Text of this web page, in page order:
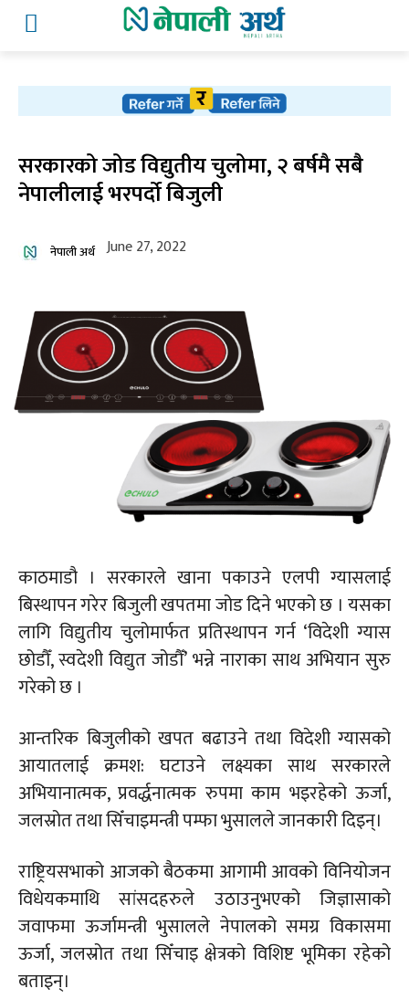
सरकारको जोड विद्युतीय चुलोमा, २ बर्षमै सबै
नेपालीलाई भरपर्दो बिजुली
नेपाली अर्थ June 27, 2022
काठमाडौ । सरकारले खाना पकाउने एलपी ग्यासलाई
बिस्थापन गरेर बिजुली खपतमा जोड दिने भएको छ । यसका
लागि विद्युतीय चुलोमार्फत प्रतिस्थापन गर्न ‘विदेशी ग्यास
छोडौँ, स्वदेशी विद्युत जोडौँ’ भन्ने नाराका साथ अभियान सुरु
गरेको छ ।
आन्तरिक बिजुलीको खपत बढाउने तथा विदेशी ग्यासको
आयातलाई क्रमश: घटाउने लक्ष्यका साथ सरकारले
अभियानात्मक, प्रवर्द्धनात्मक रुपमा काम भइरहेको ऊर्जा,
जलस्रोत तथा सिँचाइमन्त्री पम्फा भुसालले जानकारी दिइन्।
राष्ट्रियसभाको आजको बैठकमा आगामी आवको विनियोजन
विधेयकमाथि सांसदहरुले उठाउनुभएको जिज्ञासाको
जवाफमा ऊर्जामन्त्री भुसालले नेपालको समग्र विकासमा
ऊर्जा, जलस्रोत तथा सिँचाइ क्षेत्रको विशिष्ट भूमिका रहेको
बताइन्।